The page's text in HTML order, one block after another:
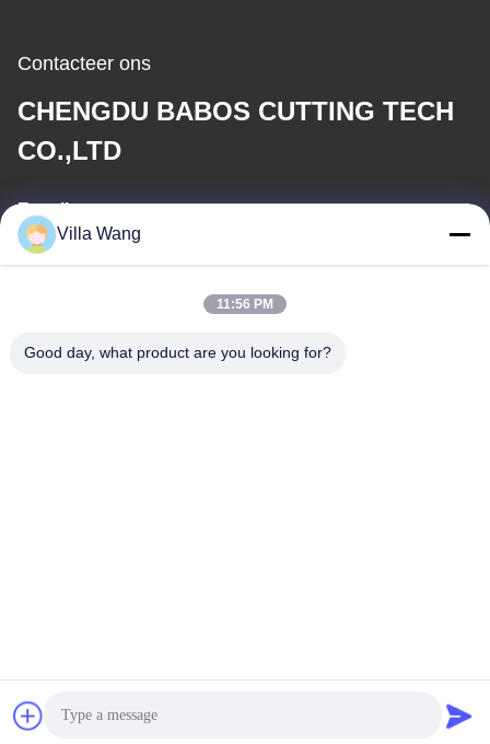
Contacteer ons
CHENGDU BABOS CUTTING TECH
CO.,LTD
E-mail
Leverancier. Copyright © -2025 CHENGDU BABOS CUTTING
TECH CO.,LTD . Alle rechten voorbehoudena.
Villa Wang
11:56 PM
Good day, what product are you looking for?